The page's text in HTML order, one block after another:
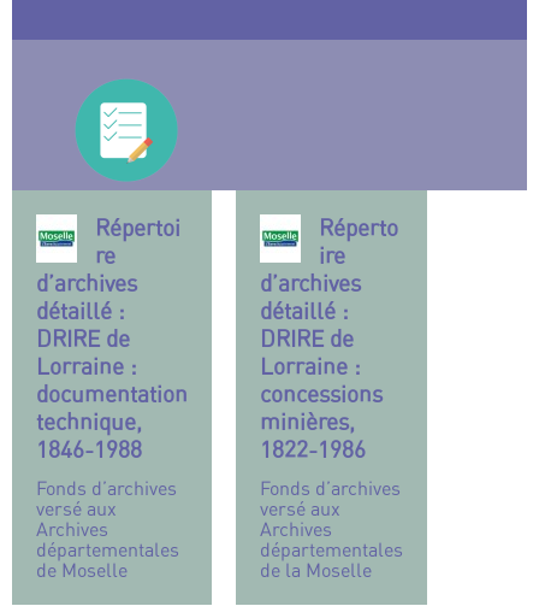
Répertoi
re
d’archives
détaillé :
DRIRE de
Lorraine :
documentation
technique,
1846-1988
Fonds d’archives
versé aux
Archives
départementales
de Moselle
Réperto
ire
d’archives
détaillé :
DRIRE de
Lorraine :
concessions
minières,
1822-1986
Fonds d’archives
versé aux
Archives
départementales
de la Moselle